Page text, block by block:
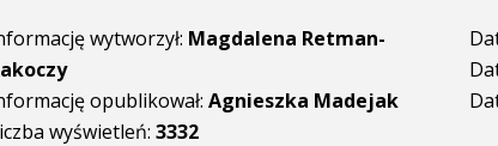
wytworzył: Magdalena Retman-
opublikował: Agnieszka Madejak
wyświetleń: 3332